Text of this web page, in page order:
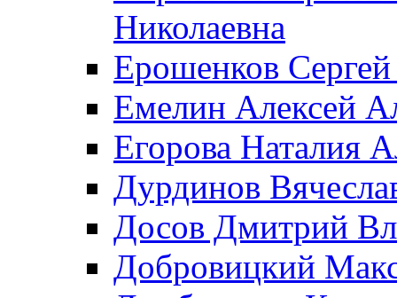
Николаевна
Ерошенков
Емелин Алексей
Егорова Наталия
Дурдинов
Досов Дмитрий
Добровицкий